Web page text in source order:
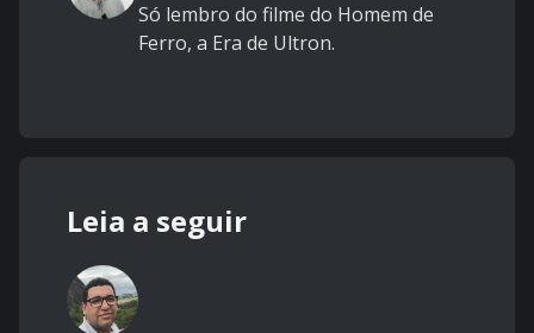
Só lembro do filme do Homem de
Ferro, a Era de Ultron.
Leia a seguir